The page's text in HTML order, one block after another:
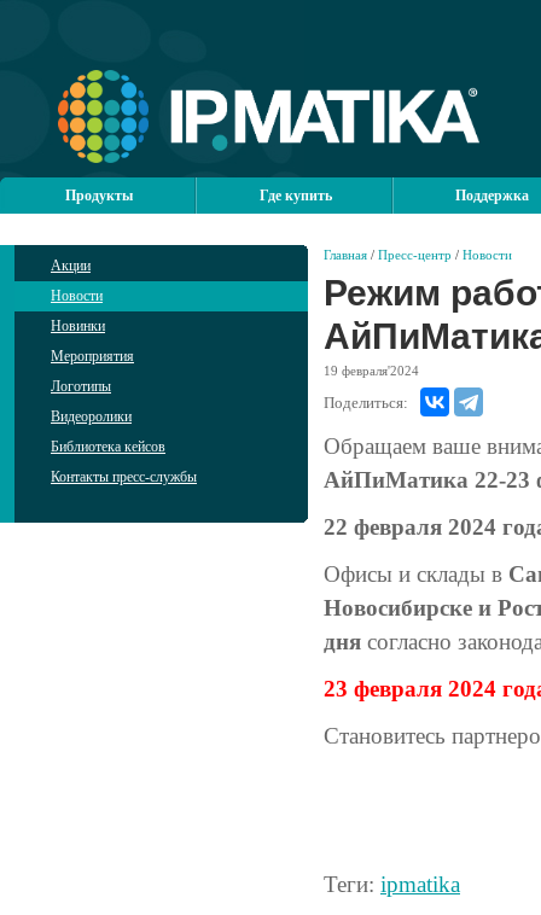
Продукты Где купить Поддержка
Акции
Новости
Новинки
Мероприятия
Логотипы
Видеоролики
Библиотека кейсов
Контакты пресс-службы
Главная / Пресс-центр / Новости
Режим
19 февраля'2024
Поделиться:
Обращаем ваше
АйПиМатика 22-23
22 февраля 2024
Офисы и склады в
Новосибирске и
дня согласно
23 февраля 2024
Становитесь
Теги: ipmatika